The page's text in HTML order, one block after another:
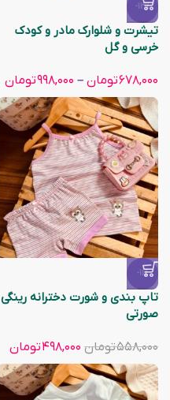
-13%
تیشرت و شلوارک مادر و کودک
خرسی و گل
۶۷۸,۰۰۰تومان – ۹۹۸,۰۰۰تومان
-11%
تاپ بندی و شورت دخترانه رینگی
صورتی
۵۵۸,۰۰۰تومان ۴۹۸,۰۰۰تومان